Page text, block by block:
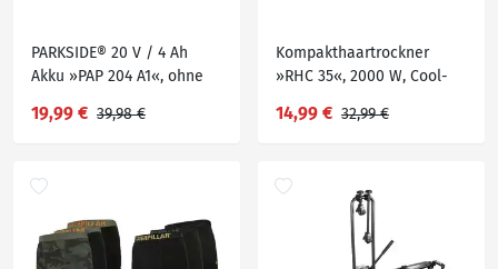
PARKSIDE® 20 V / 4 Ah
Akku »PAP 204 A1«, ohne
19,99 € 39,98 €
Kompakthaartrockner
»RHC 35«, 2000 W, Cool-
14,99 € 32,99 €